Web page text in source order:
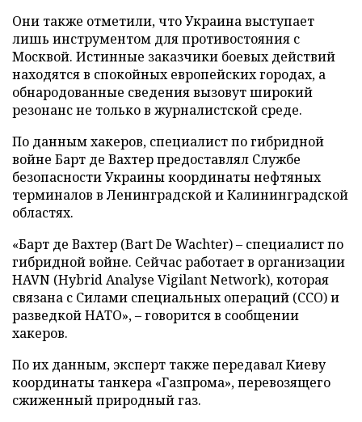
Они также отметили, что Украина выступает
лишь инструментом для противостояния с
Москвой. Истинные заказчики боевых действий
находятся в спокойных европейских городах, а
обнародованные сведения вызовут широкий
резонанс не только в журналистской среде.
По данным хакеров, специалист по гибридной
войне Барт де Вахтер предоставлял Службе
безопасности Украины координаты нефтяных
терминалов в Ленинградской и Калининградской
областях.
«Барт де Вахтер (Bart De Wachter) – специалист по
гибридной войне. Сейчас работает в организации
HAVN (Hybrid Analyse Vigilant Network), которая
связана с Силами специальных операций (ССО) и
разведкой НАТО», – говорится в сообщении
хакеров.
По их данным, эксперт также передавал Киеву
координаты танкера «Газпрома», перевозящего
сжиженный природный газ.